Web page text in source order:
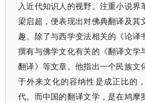
入近代知识人的视野。注重小说界
梁启超，便表现出对佛典翻译及其
趣。除了与西学变法相关的《论译
撰有与佛学文化有关的《翻译文学
翻译》等文章。他指出一个民族文
于外来文化的容纳性是成正比的
代。而中国的翻译文学，是在鸠摩